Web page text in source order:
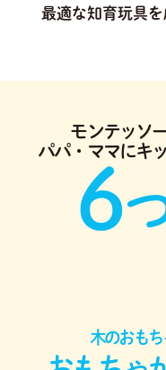
最適な知育玩具を
モンテッソ
パパ・ママにキ
6
木のおも